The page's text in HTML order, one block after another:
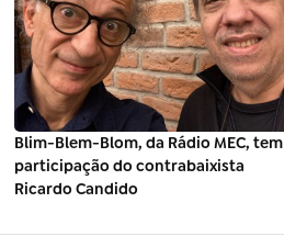
Blim-Blem-Blom, da Rádio MEC, tem
participação do contrabaixista
Ricardo Candido